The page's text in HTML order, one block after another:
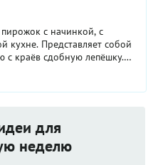
с начинкой, с
кухне. Представляет собой
с краёв сдобную лепёшку.
...
для
неделю